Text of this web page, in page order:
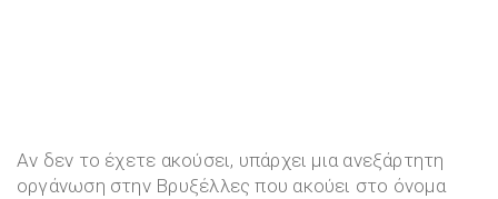
Αν δεν το έχετε ακούσει, υπάρχει μια ανεξάρτητη
οργάνωση στην Βρυξέλλες που ακούει στο όνομα